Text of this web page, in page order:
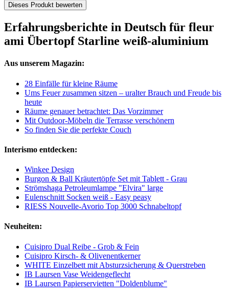
Dieses Produkt bewerten
Erfahrungsberichte in Deutsch für fleur
ami Übertopf Starline weiß-aluminium
Aus unserem Magazin:
28 Einfälle für kleine Räume
Ums Feuer zusammen sitzen – uralter Brauch und Freude bis
heute
Räume genauer betrachtet: Das Vorzimmer
Mit Outdoor-Möbeln die Terrasse verschönern
So finden Sie die perfekte Couch
Interismo entdecken:
Winkee Design
Burgon & Ball Kräutertöpfe Set mit Tablett - Grau
Strömshaga Petroleumlampe "Elvira" large
Eulenschnitt Socken weiß - Easy peasy
RIESS Nouvelle-Avorio Top 3000 Schnabeltopf
Neuheiten:
Cuisipro Dual Reibe - Grob & Fein
Cuisipro Kirsch- & Olivenentkerner
WHITE Einzelbett mit Absturzsicherung & Querstreben
IB Laursen Vase Weidengeflecht
IB Laursen Papierservietten "Doldenblume"